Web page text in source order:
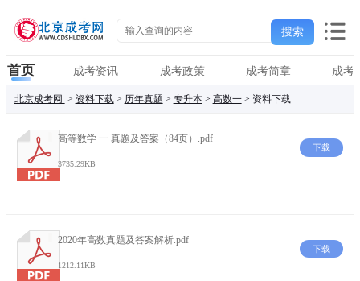
首页 成考资讯 成考政策 成考简章 成考
北京成考网 > 资料下载 > 历年真题 > 专升本> 高数一> 资料下载
高等数学 一 真题及答案（84页）.pdf
3735.29KB
下载
2020年高数真题及答案解析.pdf
1212.11KB
下载